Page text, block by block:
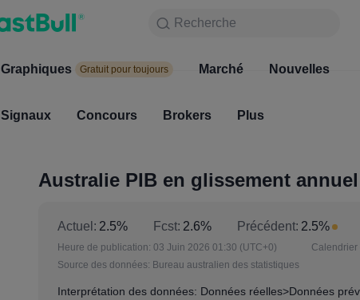
Recherche
Graphiques Gratuit pour toujours
Signaux Concours
Recherche
Produits
Graphiques Gratuit pour toujours Marché Nouvelles
Signaux Concours Brokers Plus
Australie PIB en glissement
Actuel: 2.5% Fcst: 2.6% Précédent: 2.5%
Heure de publication: 03 Juin 2026 01:30 (UTC+0) Calendrier
Source des données: Bureau australien des statistiques
Interprétation des données: Données réelles>Données